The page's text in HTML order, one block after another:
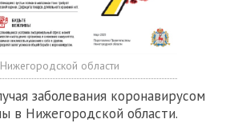
области
заболевания коронавирусом
в Нижегородской области.